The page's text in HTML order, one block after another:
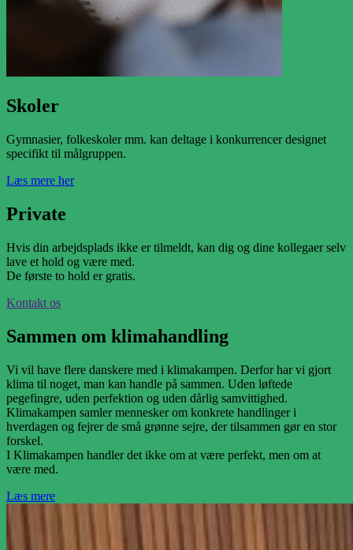
Skoler
Gymnasier, folkeskoler mm. kan deltage i konkurrencer designet
specifikt til målgruppen.
Læs mere her
Private
Hvis din arbejdsplads ikke er tilmeldt, kan dig og dine kollegaer selv
lave et hold og være med.
De første to hold er gratis.
Kontakt os
Sammen om klimahandling
Vi vil have flere danskere med i klimakampen. Derfor har vi gjort
klima til noget, man kan handle på sammen. Uden løftede
pegefingre, uden perfektion og uden dårlig samvittighed.
Klimakampen samler mennesker om konkrete handlinger i
hverdagen og fejrer de små grønne sejre, der tilsammen gør en stor
forskel.
I Klimakampen handler det ikke om at være perfekt, men om at
være med.
Læs mere